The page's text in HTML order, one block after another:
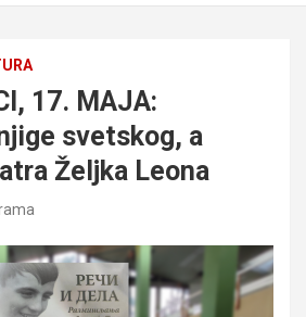
17. MAJA:
svetskog, a
Željka Leona